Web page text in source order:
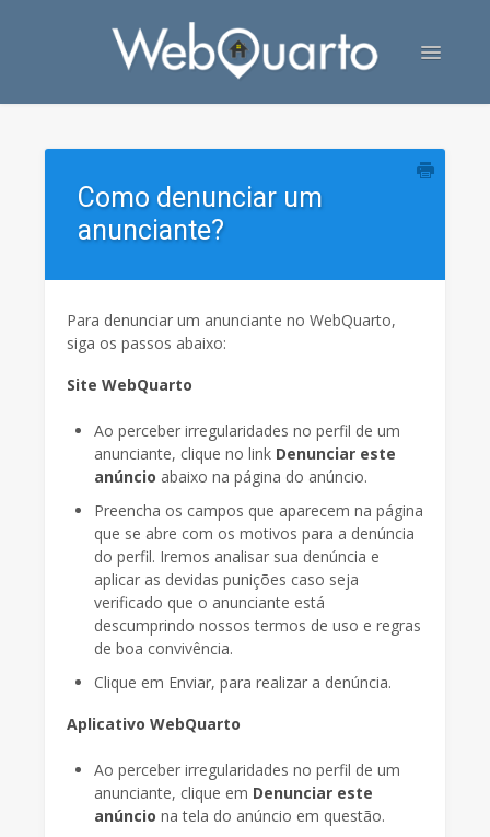
Toggle
Contato
Como denunciar um
anunciante?
Para denunciar um anunciante no WebQuarto,
siga os passos abaixo:
Site WebQuarto
Ao perceber irregularidades no perfil de um
anunciante, clique no link Denunciar este
anúncio abaixo na página do anúncio.
Preencha os campos que aparecem na página
que se abre com os motivos para a denúncia
do perfil. Iremos analisar sua denúncia e
aplicar as devidas punições caso seja
verificado que o anunciante está
descumprindo nossos termos de uso e regras
de boa convivência.
Clique em Enviar, para realizar a denúncia.
Aplicativo WebQuarto
Ao perceber irregularidades no perfil de um
anunciante, clique em Denunciar este
anúncio na tela do anúncio em questão.